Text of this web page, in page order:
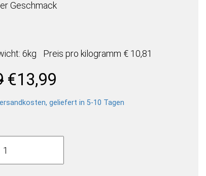
Geschmack
6kg Preis pro kilogramm € 10,81
Ursprünglicher
Preis
war:
€13,99
ist:
geliefert in 5-10 Tagen